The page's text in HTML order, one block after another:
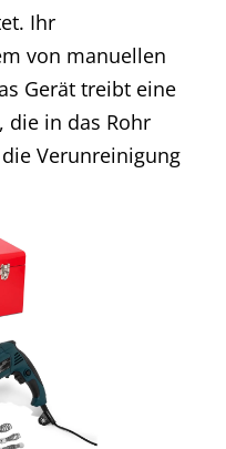
Ihr
von manuellen
Gerät treibt eine
die in das Rohr
Verunreinigung